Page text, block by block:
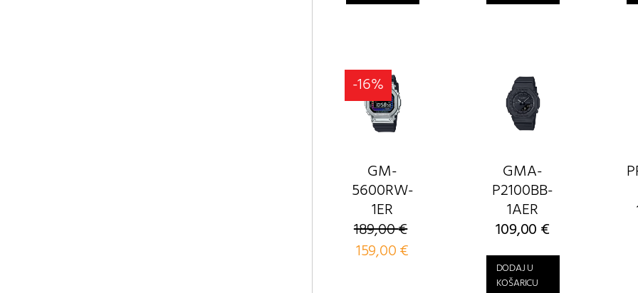
-16%
GM-
5600RW-
1ER
189,00€
Izvorna
159,00€
GMA-
P2100BB-
1AER
109,00 €
DODAJ U
KOŠARICU